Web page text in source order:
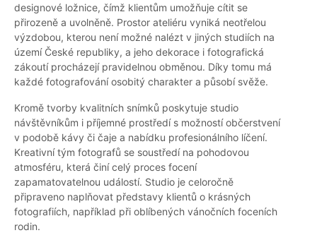
designové ložnice, čímž klientům umožňuje cítit se
přirozeně a uvolněně. Prostor ateliéru vyniká neotřelou
výzdobou, kterou není možné nalézt v jiných studiích na
území České republiky, a jeho dekorace i fotografická
zákoutí procházejí pravidelnou obměnou. Díky tomu má
každé fotografování osobitý charakter a působí svěže.
Kromě tvorby kvalitních snímků poskytuje studio
návštěvníkům i příjemné prostředí s možností občerstvení
v podobě kávy či čaje a nabídku profesionálního líčení.
Kreativní tým fotografů se soustředí na pohodovou
atmosféru, která činí celý proces focení
zapamatovatelnou událostí. Studio je celoročně
připraveno naplňovat představy klientů o krásných
fotografiích, například při oblíbených vánočních foceních
rodin.